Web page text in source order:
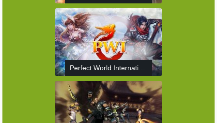
Perfect World International